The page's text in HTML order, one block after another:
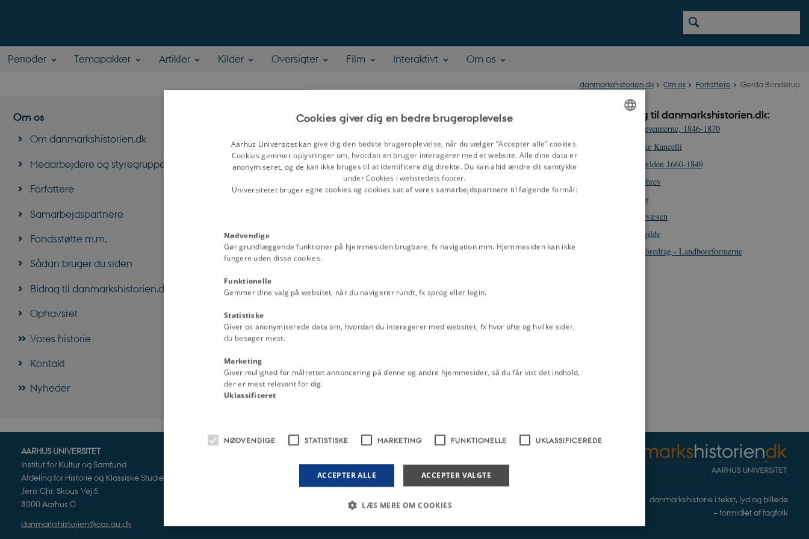
Perioder Temapakker Artikler Kilder Oversigter Film Interaktivt Om os
danmarkshistorien.dk Om os Forfattere Gerda Bonderup
Om os
Om danmarkshistorien.dk
Medarbejdere og styregruppe
Forfattere
Samarbejdspartnere
Fondsstøtte m.m.
Sådan bruger du siden
Bidrag til danmarkshistorien.dk
Ophavsret
Vores historie
Kontakt
Nyheder
Gerda Bonderup
Lektor emerita, dr. phil.
Institut for Kultur og Samfund, Aarhus Universitet
nyere dansk kulturhistorie, dansk socialhistorie, enevælden,
medicinhistorie
Bidrag til danmarkshistorien.dk:
Bondevennerne, 1846-1870
Danske Kancelli
Enevælden 1660-1849
Fæstebrev
Fæster
Fæstevæsen
Landgilde
Miniforedrag - Landboreformerne
AARHUS UNIVERSITET
Institut for Kultur og Samfund
Afdeling for Historie og Klassiske Studier
Jens Chr. Skous Vej 5
8000 Aarhus C
danmarkshistorien@cas.au.dk
danmarkshistorie i tekst, lyd og billede
– formidlet af fagfolk
Cookies giver dig en bedre brugeroplevelse
Aarhus Universitet kan give dig den bedste brugeroplevelse, når du vælger ”Accepter alle” cookies.
Cookies gemmer oplysninger om, hvordan en bruger interagerer med et website. Alle dine data er
anonymiseret, og de kan ikke bruges til at identificere dig direkte. Du kan altid ændre dit samtykke
under Cookies i webstedets footer.
Universitetet bruger egne cookies og cookies sat af vores samarbejdspartnere til følgende formål:
Nødvendige
Gør grundlæggende funktioner på hjemmesiden brugbare, fx navigation mm. Hjemmesiden kan ikke
fungere uden disse cookies.
Funktionelle
Gemmer dine valg på websitet, når du navigerer rundt, fx sprog eller login.
Statistiske
Giver os anonymiserede data om, hvordan du interagerer med websitet, fx hvor ofte og hvilke sider,
du besøger mest.
Marketing
Giver mulighed for målrettet annoncering på denne og andre hjemmesider, så du får vist det indhold,
der er mest relevant for dig.
Uklassificeret
NØDVENDIGE STATISTISKE MARKETING FUNKTIONELLE UKLASSIFICEREDE
ACCEPTER ALLE ACCEPTER VALGTE
LÆS MERE OM COOKIES